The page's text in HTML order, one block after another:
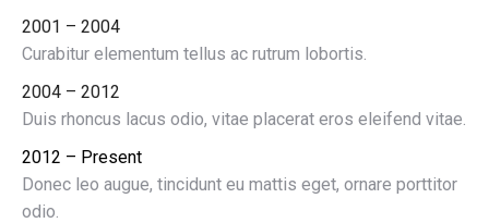
2001 – 2004
Curabitur elementum tellus ac rutrum lobortis.
2004 – 2012
Duis rhoncus lacus odio, vitae placerat eros eleifend vitae.
2012 – Present
Donec leo augue, tincidunt eu mattis eget, ornare porttitor
odio.